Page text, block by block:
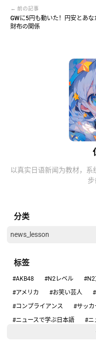
以真实日语新闻为教材，
步
分类
news_lesson
标签
#AKB48 #N2レベル #N2
#アメリカ
#お笑い芸人
#コンプライアンス
#サッカ
#ニュースで学ぶ日本語
#ニ
#フィギュ
← 前の記事
GWに5円も動いた！円安とあな
財布の関係